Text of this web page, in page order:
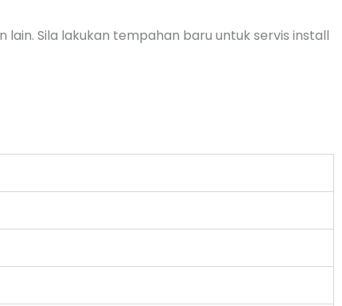
lain. Sila lakukan tempahan baru untuk servis install